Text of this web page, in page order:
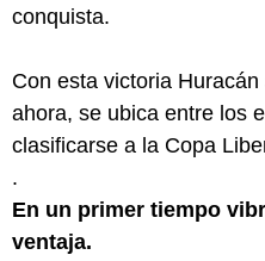
conquista.
Con esta victoria
ahora, se ubica entre los
clasificarse a la Copa
.
En un primer tiempo
ventaja.